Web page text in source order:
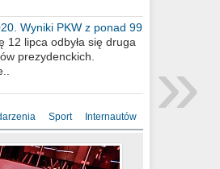
Wyniki PKW z ponad 99
12 lipca odbyła się druga
prezydenckich.
Sport Internautów »